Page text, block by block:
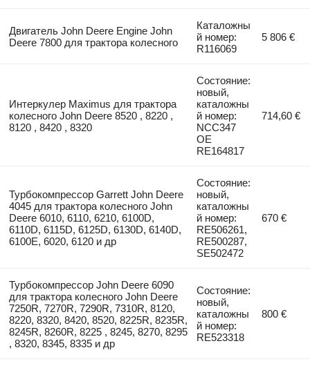
Двигатель John Deere Engine John
Deere 7800 для трактора колесного
Каталожны
й номер:
R116069
5 806 €
Интеркулер Maximus для трактора
колесного John Deere 8520 , 8220 ,
8120 , 8420 , 8320
Состояние:
новый,
каталожны
й номер:
NCC347
OE
RE164817
714,60 €
Турбокомпрессор Garrett John Deere
4045 для трактора колесного John
Deere 6010, 6110, 6210, 6100D,
6110D, 6115D, 6125D, 6130D, 6140D,
6100E, 6020, 6120 и др
Состояние:
новый,
каталожны
й номер:
RE506261,
RE500287,
SE502472
670 €
Турбокомпрессор John Deere 6090
для трактора колесного John Deere
7250R, 7270R, 7290R, 7310R, 8120,
8220, 8320, 8420, 8520, 8225R, 8235R,
8245R, 8260R, 8225 , 8245, 8270, 8295
, 8320, 8345, 8335 и др
Состояние:
новый,
каталожны
й номер:
RE523318
800 €